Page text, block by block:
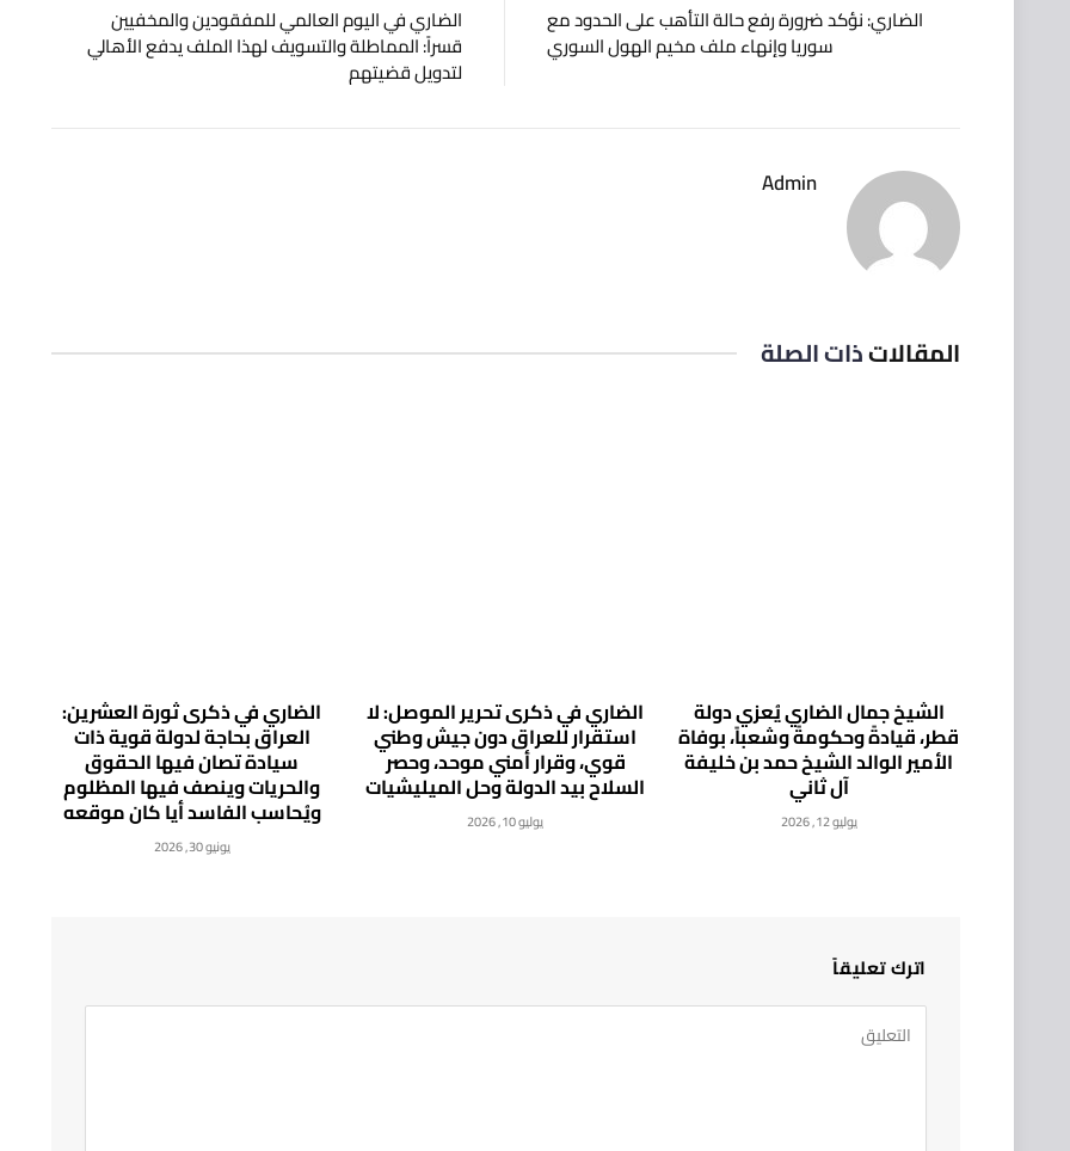
الضاري: نؤكد ضرورة رفع حالة التأهب على الحدود مع
سوريا وإنهاء ملف مخيم الهول السوري
الضاري في اليوم العالمي للمفقودين والمخفيين
قسراً: المماطلة والتسويف لهذا الملف يدفع الأهالي
لتدويل قضيتهم
Admin
المقالاتذات الصلة
الشيخ جمال الضاري يُعزي دولة
قطر، قيادةً وحكومةً وشعباً، بوفاة
الأمير الوالد الشيخ حمد بن خليفة
آل ثاني
يوليو 12, 2026
الضاري في ذكرى تحرير الموصل: لا
استقرار للعراق دون جيش وطني
قوي، وقرار أمني موحد، وحصر
السلاح بيد الدولة وحل الميليشيات
يوليو 10, 2026
الضاري في ذكرى ثورة العشرين:
العراق بحاجة لدولة قوية ذات
سيادة تصان فيها الحقوق
والحريات وينصف فيها المظلوم
ويُحاسب الفاسد أيا كان موقعه
يونيو 30, 2026
اترك تعليقاً